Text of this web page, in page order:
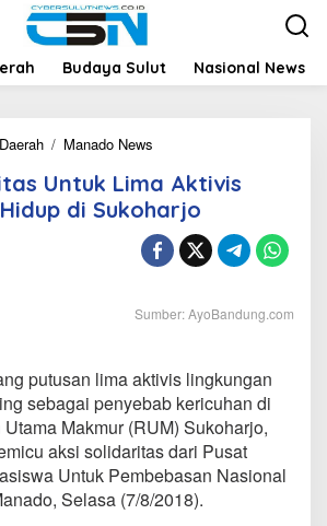
Budaya Sulut Nasional News
/ Manado News
s
i
S
o
l
a
t
a
s
U
n
t
u
Untuk Lima Aktivis
di Sukoharjo
Sumber: AyoBandung.com
putusan lima aktivis lingkungan
sebagai penyebab kericuhan di
Makmur (RUM) Sukoharjo,
aksi solidaritas dari Pusat
Untuk Pembebasan Nasional
Selasa (7/8/2018).